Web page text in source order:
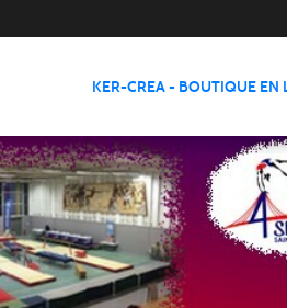
KER-CREA - BOUTIQUE EN